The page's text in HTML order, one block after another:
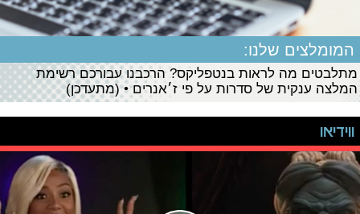
המומלצים שלנו:
מתלבטים מה לראות בנטפליקס? הרכבנו עבורכם רשימת
המלצה ענקית של סדרות על פי ז׳אנרים • (מתעדכן)
ווידיאו